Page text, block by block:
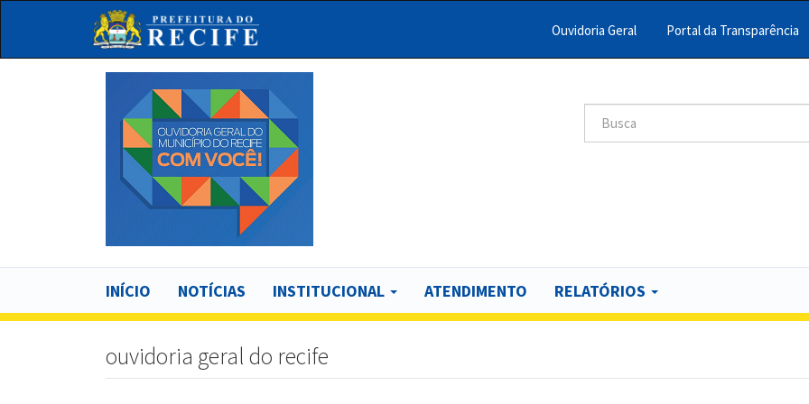
Menu
Topo
Ouvidoria Geral Portal da Transparência
Main
navigation
INÍCIO NOTÍCIAS INSTITUCIONAL ATENDIMENTO RELATÓRIOS
ouvidoria geral do recife